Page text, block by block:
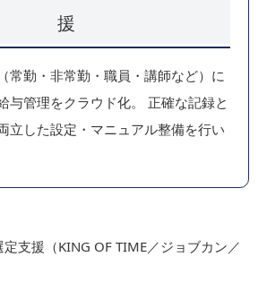
援
常勤・非常勤・職員・講師など）に
与管理をクラウド化。 正確な記録と
立した設定・マニュアル整備を行い
支援（KING OF TIME／ジョブカン／